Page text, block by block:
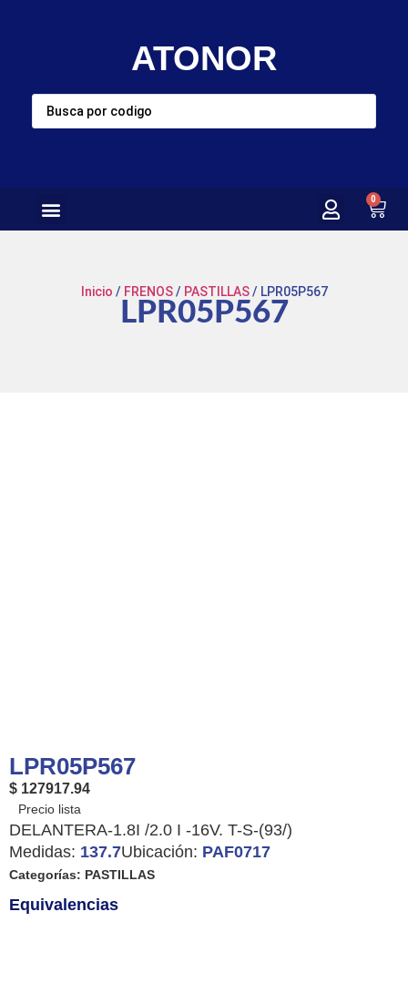
ATONOR
0
Inicio / FRENOS/ PASTILLAS/ LPR05P567
LPR05P567
LPR05P567
$ 127917.94
DELANTERA-1.8I /2.0 I -16V. T-S-(93/)
Medidas: 137.7Ubicación: PAF0717
Categorías: PASTILLAS
Equivalencias